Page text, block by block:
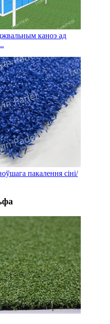
каноэ ад
пакалення сіні/